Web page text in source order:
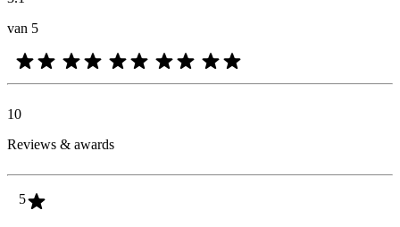
van 5
10
Reviews & awards
5